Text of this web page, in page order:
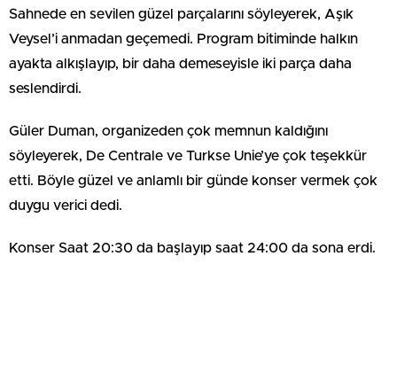
Sahnede en sevilen güzel parçalarını söyleyerek, Aşık
Veysel’i anmadan geçemedi. Program bitiminde halkın
ayakta alkışlayıp, bir daha demeseyisle iki parça daha
seslendirdi.
Güler Duman, organizeden çok memnun kaldığını
söyleyerek, De Centrale ve Turkse Unie’ye çok teşekkür
etti. Böyle güzel ve anlamlı bir günde konser vermek çok
duygu verici dedi.
Konser Saat 20:30 da başlayıp saat 24:00 da sona erdi.